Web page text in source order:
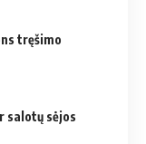
tręšimo
salotų sėjos